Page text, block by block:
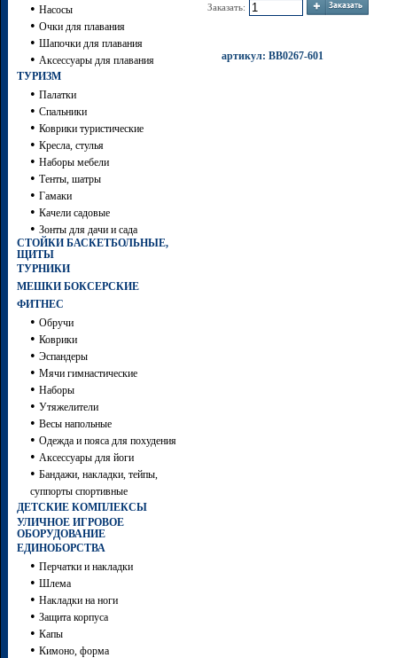
• Насосы
• Очки для плавания
• Шапочки для плавания
• Аксессуары для плавания
ТУРИЗМ
• Палатки
• Спальники
• Коврики туристические
• Кресла, стулья
• Наборы мебели
• Тенты, шатры
• Гамаки
• Качели садовые
• Зонты для дачи и сада
СТОЙКИ БАСКЕТБОЛЬНЫЕ,
ЩИТЫ
ТУРНИКИ
МЕШКИ БОКСЕРСКИЕ
ФИТНЕС
• Обручи
• Коврики
• Эспандеры
• Мячи гимнастические
• Наборы
• Утяжелители
• Весы напольные
• Одежда и пояса для похудения
• Аксессуары для йоги
• Бандажи, накладки, тейпы,
суппорты спортивные
ДЕТСКИЕ КОМПЛЕКСЫ
УЛИЧНОЕ ИГРОВОЕ
ОБОРУДОВАНИЕ
ЕДИНОБОРСТВА
• Перчатки и накладки
• Шлема
• Накладки на ноги
• Защита корпуса
• Капы
• Кимоно, форма
Заказать:
артикул: BB0267-601